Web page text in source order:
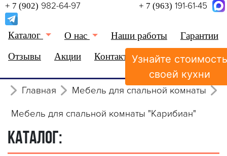
Узнайте стоимость
своей кухни
+ 7 (902) 982-64-97 + 7 (963) 191-61-45
Каталог О нас Наши работы
Гарантии
Отзывы
Акции Контакты Избранное (0)
Главная
Мебель для спальной комнаты
Мебель для спальной комнаты "Карибиан"
КАТАЛОГ: